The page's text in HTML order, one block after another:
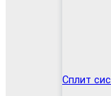
Сплит